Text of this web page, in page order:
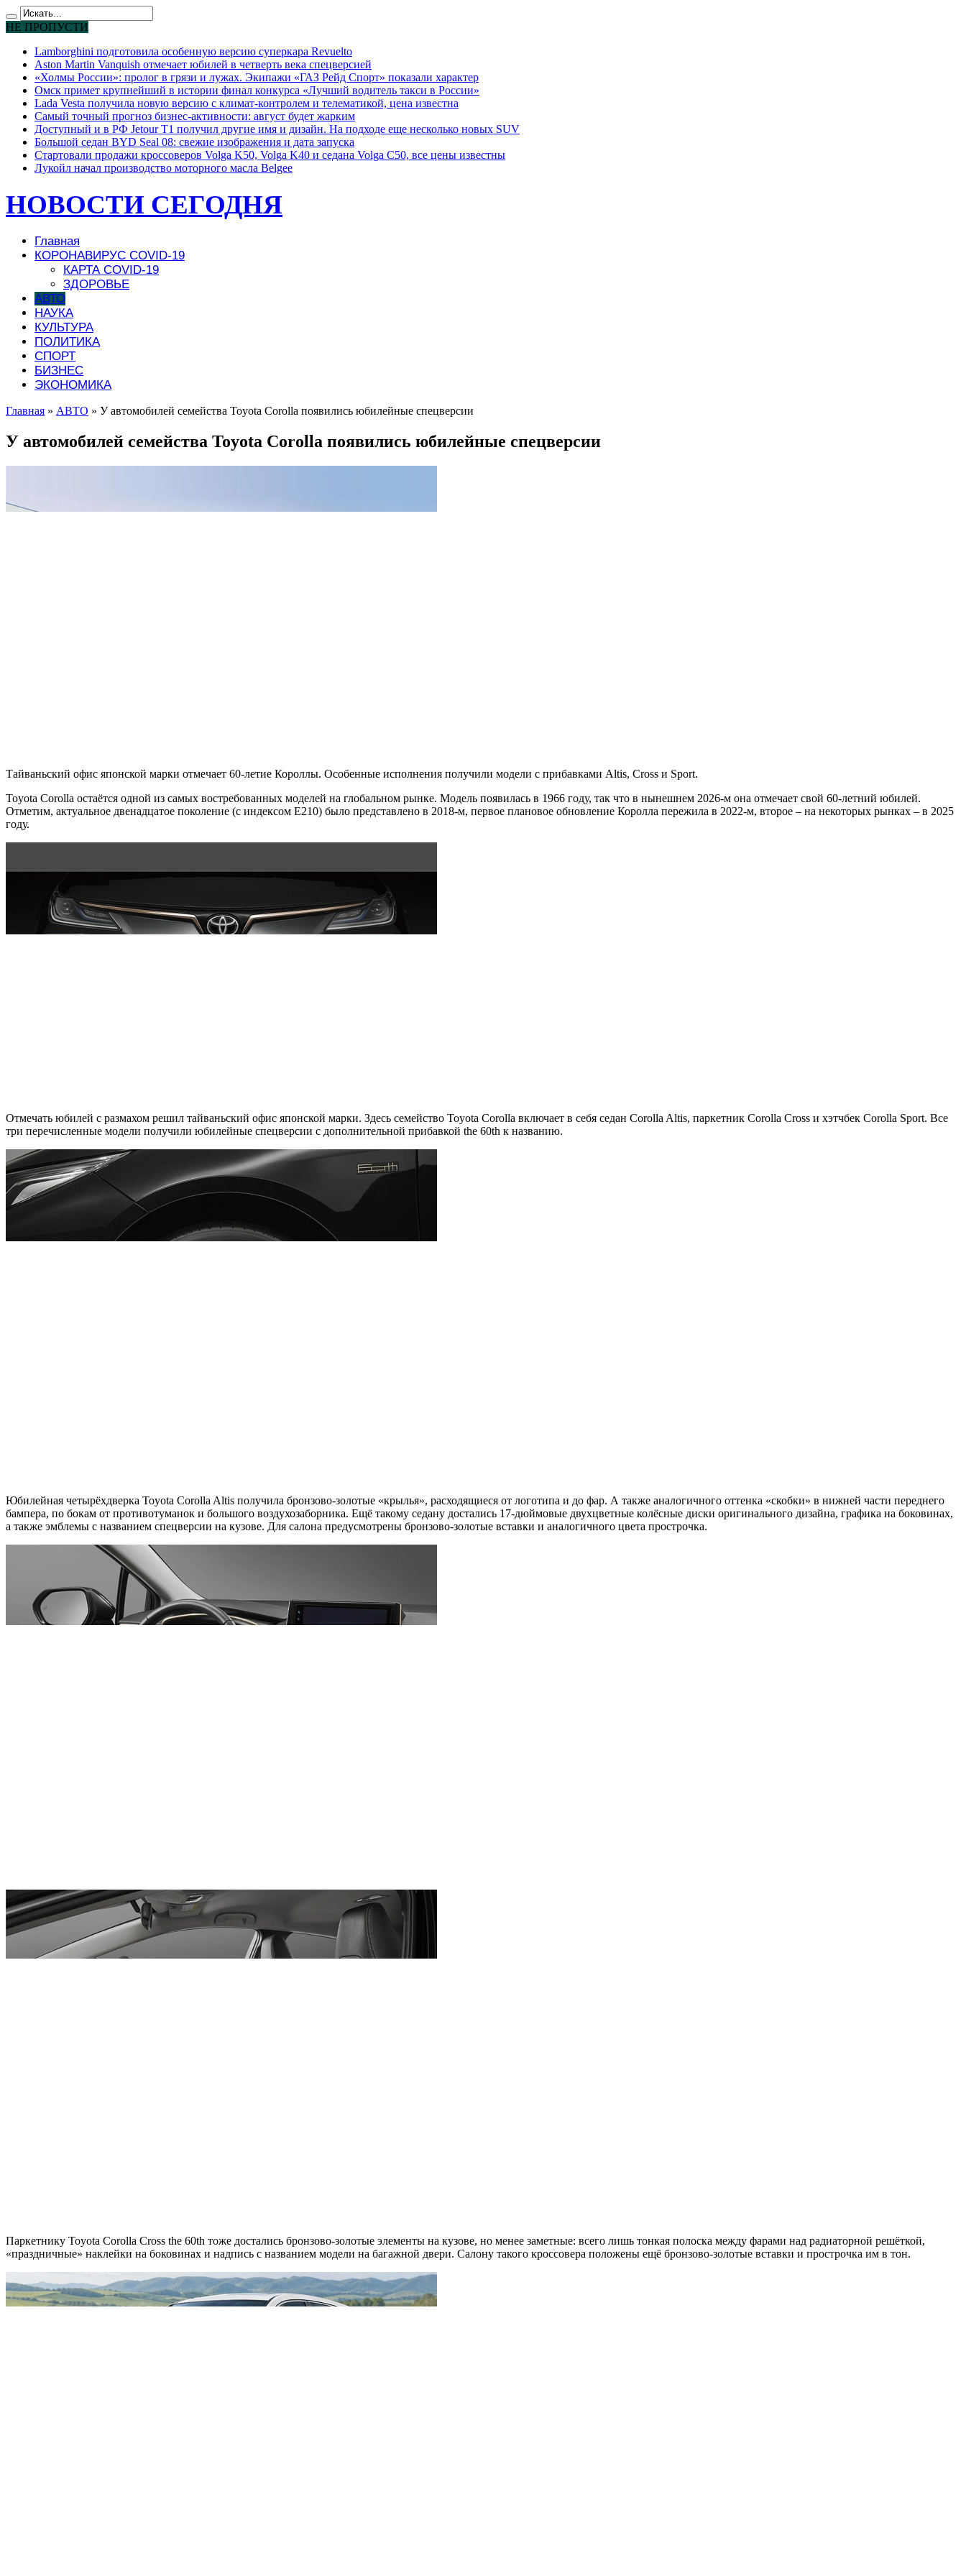
НЕ ПРОПУСТИ
Lamborghini подготовила особенную версию суперкара Revuelto
Aston Martin Vanquish отмечает юбилей в четверть века спецверсией
«Холмы России»: пролог в грязи и лужах. Экипажи «ГАЗ Рейд Спорт» показали характер
Омск примет крупнейший в истории финал конкурса «Лучший водитель такси в России»
Lada Vesta получила новую версию с климат-контролем и телематикой, цена известна
Самый точный прогноз бизнес-активности: август будет жарким
Доступный и в РФ Jetour T1 получил другие имя и дизайн. На подходе еще несколько новых SUV
Большой седан BYD Seal 08: свежие изображения и дата запуска
Стартовали продажи кроссоверов Volga K50, Volga K40 и седана Volga C50, все цены известны
Лукойл начал производство моторного масла Belgee
НОВОСТИ СЕГОДНЯ
Главная
КОРОНАВИРУС COVID-19
КАРТА COVID-19
ЗДОРОВЬЕ
АВТО
НАУКА
КУЛЬТУРА
ПОЛИТИКА
СПОРТ
БИЗНЕС
ЭКОНОМИКА
Главная » АВТО » У автомобилей семейства Toyota Corolla появились юбилейные спецверсии
У автомобилей семейства Toyota Corolla появились юбилейные спецверсии
Тайваньский офис японской марки отмечает 60-летие Короллы. Особенные исполнения получили модели с прибавками Altis, Cross и Sport.
Toyota Corolla остаётся одной из самых востребованных моделей на глобальном рынке. Модель появилась в 1966 году, так что в нынешнем 2026-м она отмечает свой 60-летний юбилей.
Отметим, актуальное двенадцатое поколение (с индексом E210) было представлено в 2018-м, первое плановое обновление Королла пережила в 2022-м, второе – на некоторых рынках – в 2025
году.
Отмечать юбилей с размахом решил тайваньский офис японской марки. Здесь семейство Toyota Corolla включает в себя седан Corolla Altis, паркетник Corolla Cross и хэтчбек Corolla Sport. Все
три перечисленные модели получили юбилейные спецверсии с дополнительной прибавкой the 60th к названию.
Юбилейная четырёхдверка Toyota Corolla Altis получила бронзово-золотые «крылья», расходящиеся от логотипа и до фар. А также аналогичного оттенка «скобки» в нижней части переднего
бампера, по бокам от противотуманок и большого воздухозаборника. Ещё такому седану достались 17-дюймовые двухцветные колёсные диски оригинального дизайна, графика на боковинах,
а также эмблемы с названием спецверсии на кузове. Для салона предусмотрены бронзово-золотые вставки и аналогичного цвета прострочка.
Паркетнику Toyota Corolla Cross the 60th тоже достались бронзово-золотые элементы на кузове, но менее заметные: всего лишь тонкая полоска между фарами над радиаторной решёткой,
«праздничные» наклейки на боковинах и надпись с названием модели на багажной двери. Салону такого кроссовера положены ещё бронзово-золотые вставки и прострочка им в тон.